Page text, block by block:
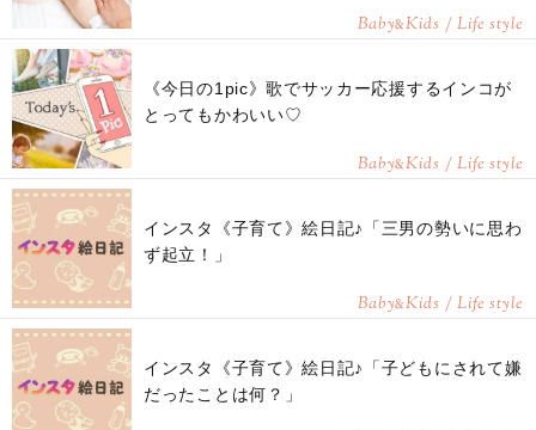
Baby&Kids / Life style
《今日の1pic》歌でサッカー応援するインコが
とってもかわいい♡
Baby&Kids / Life style
インスタ《子育て》絵日記♪「三男の勢いに思わ
ず起立！」
Baby&Kids / Life style
インスタ《子育て》絵日記♪「子どもにされて嫌
だったことは何？」